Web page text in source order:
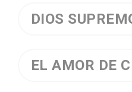
DIOS
EL AMOR DE